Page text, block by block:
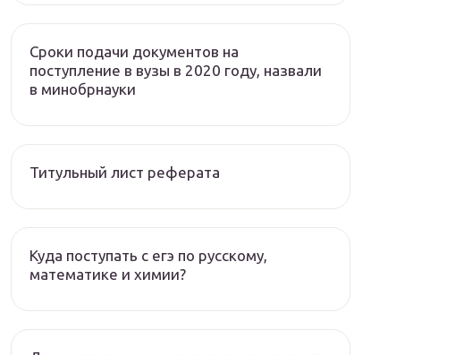
Сроки подачи документов на
поступление в вузы в 2020 году, назвали
в минобрнауки
Титульный лист реферата
Куда поступать с егэ по русскому,
математике и химии?